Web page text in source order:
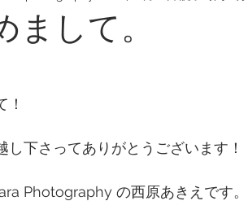
まして。
！
し下さってありがとうございます！
Photography の西原あきえです。